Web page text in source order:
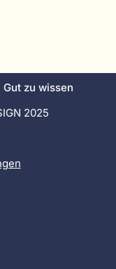
Gut zu wissen
2025